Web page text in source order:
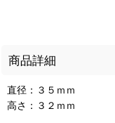
商品詳細
直径：３５ｍｍ
高さ：３２ｍｍ